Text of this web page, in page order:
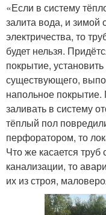
«Если в систему
залита вода, и зимой
электричества, то
будет нельзя.
покрытие,
существующего,
напольное
заливать в систему
тёплый пол
перфоратором, то
Что же касается
канализации, то
их из строя,